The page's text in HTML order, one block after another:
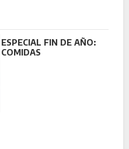
ESPECIAL FIN DE AÑO:
COMIDAS